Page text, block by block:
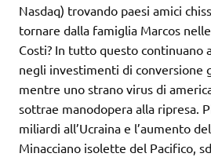
Nasdaq) trovando paesi amici
tornare dalla famiglia Marcos
Costi? In tutto questo continuano
negli investimenti di conversione
mentre uno strano virus di
sottrae manodopera alla ripresa.
miliardi all’Ucraina e l’aumento
Minacciano isolette del Pacifico,